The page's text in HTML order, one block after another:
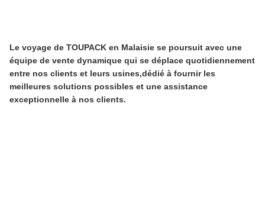
Le voyage de TOUPACK en Malaisie se poursuit avec une
équipe de vente dynamique qui se déplace quotidiennement
entre nos clients et leurs usines,dédié à fournir les
meilleures solutions possibles et une assistance
exceptionnelle à nos clients.